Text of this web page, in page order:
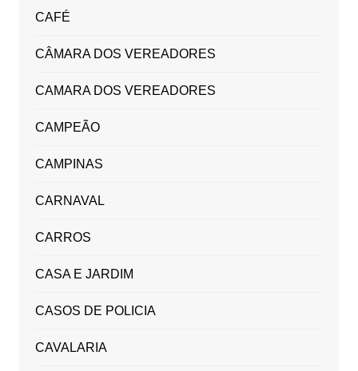
CAFÉ
CÂMARA DOS VEREADORES
CAMARA DOS VEREADORES
CAMPEÃO
CAMPINAS
CARNAVAL
CARROS
CASA E JARDIM
CASOS DE POLICIA
CAVALARIA